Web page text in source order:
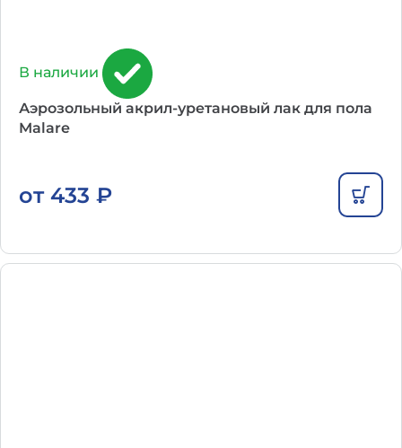
В наличии
Аэрозольный акрил-уретановый лак для пола
Malare
от 433 ₽